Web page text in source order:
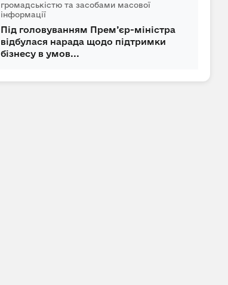
громадськістю та засобами масової
інформації
Під головуванням Прем’єр-міністра
відбулася нарада щодо підтримки
бізнесу в умов...